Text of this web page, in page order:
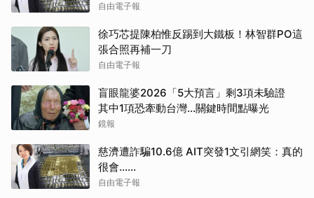
自由電子報
徐巧芯提陳柏惟反踢到大鐵板！林智群PO這
張合照再補一刀
自由電子報
盲眼龍婆2026「5大預言」剩3項未驗證
其中1項恐牽動台灣...關鍵時間點曝光
鏡報
慈濟遭詐騙10.6億 AIT突發1文引網笑：真的
很會……
自由電子報